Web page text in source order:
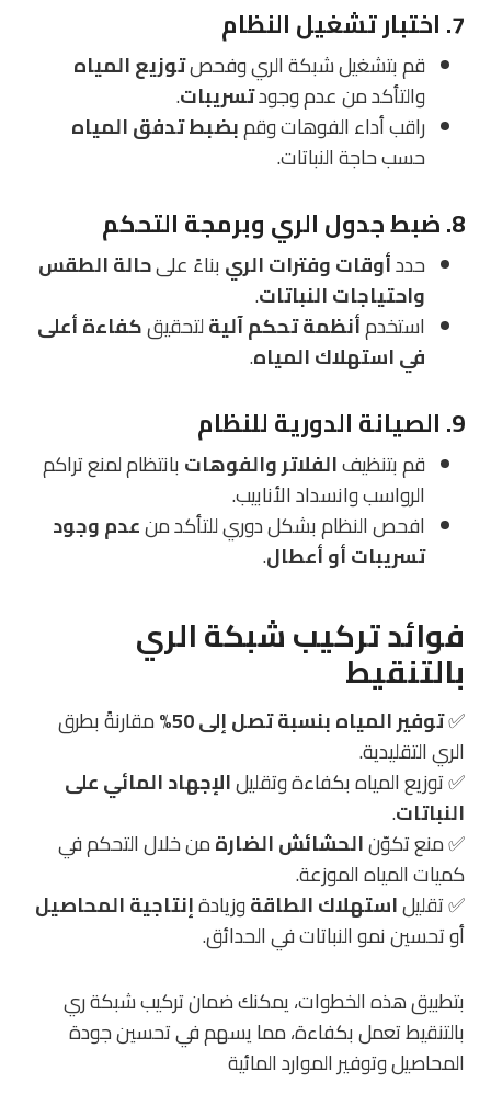
7. اختبار تشغيل النظام
قم بتشغيل شبكة الري وفحصتوزيع المياه
والتأكد من عدم وجودتسريبات.
راقب أداء الفوهات وقمبضبط تدفق المياه
حسب حاجة النباتات.
8. ضبط جدول الري وبرمجة التحكم
حددأوقات وفترات الري بناءً علىحالة الطقس
واحتياجات النباتات.
استخدمأنظمة تحكم آليةلتحقيقكفاءة أعلى
في استهلاك المياه.
9. الصيانة الدورية للنظام
قم بتنظيفالفلاتر والفوهات بانتظام لمنع تراكم
الرواسب وانسداد الأنابيب.
افحص النظام بشكل دوري للتأكد منعدم وجود
تسريبات أو أعطال.
فوائد تركيب شبكة الري
بالتنقيط
✅توفير المياه بنسبة تصل إلى 50%
مقارنةً بطرق
الري التقليدية.
✅ توزيع المياه بكفاءة وتقليلالإجهاد المائي على
النباتات.
✅ منع تكوّنالحشائش الضارةمن خلال التحكم في
كميات المياه الموزعة.
✅ تقليلاستهلاك الطاقةوزيادةإنتاجية المحاصيل
أو تحسين نمو النباتات في الحدائق.
بتطبيق هذه الخطوات، يمكنك ضمان تركيب شبكة ري
بالتنقيط تعمل بكفاءة، مما يسهم في تحسين جودة
المحاصيل وتوفير الموارد المائية